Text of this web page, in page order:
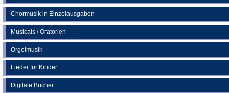
Chormusik in Einzelausgaben
Musicals / Oratorien
Orgelmusik
Lieder für Kinder
Digitale Bücher